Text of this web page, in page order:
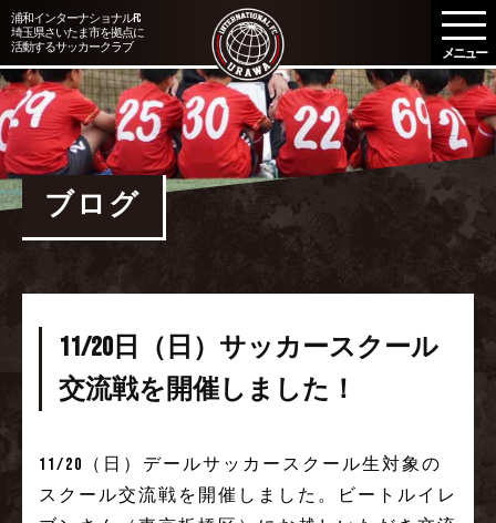
浦和インターナショナルFC
埼玉県さいたま市を拠点に
活動するサッカークラブ
メ
ニ
ュ
ー
を
開
ブログ
11/20日（日）サッカースクール
交流戦を開催しました！
11/20（日）デールサッカースクール生対象の
スクール交流戦を開催しました。ビートルイレ